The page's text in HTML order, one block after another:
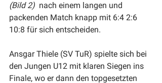
(Bild 2)
  nach einem langen und
packenden Match knapp mit 6:4 2:6
10:8 für sich entscheiden.
Ansgar Thiele (SV TuR) spielte sich bei
den Jungen U12 mit klaren Siegen ins
Finale, wo er dann den topgesetzten